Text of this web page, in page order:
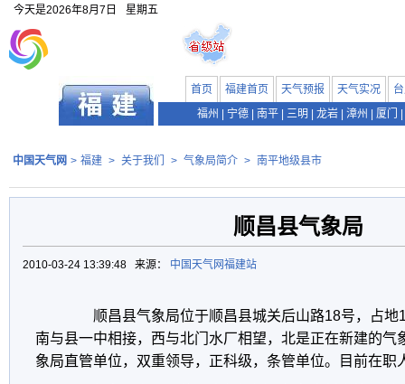
今天是2026年8月7日 星期五
首页 福建首页 天气预报 天气实况
福州
宁德 南平 三明 龙岩 漳州 厦门
中国天气网 > 福建 > 关于我们 > 气象局简介 > 南平地级县市
顺昌县气象局
2010-03-24 13:39:48 来源： 中国天气网福建站
顺昌县气象局位于顺昌县城关后山路18号，占地
南与县一中相接，西与北门水厂相望，北是正在新建的气
象局直管单位，双重领导，正科级，条管单位。目前在职